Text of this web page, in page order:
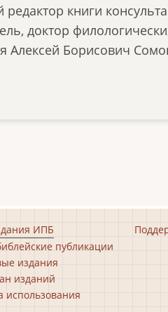
книги
доктор
Алексей Борисович
ИПБ
публикации
издания
изданий
использования